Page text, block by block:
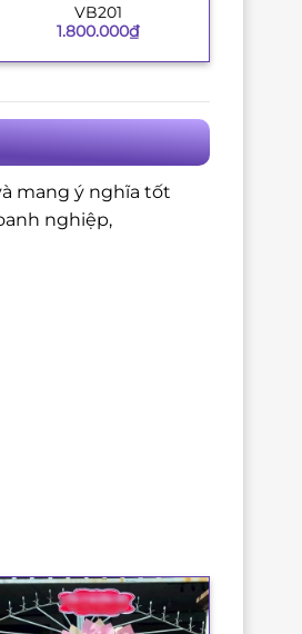
VB201
1.800.000₫
mang ý nghĩa tốt
nghiệp,